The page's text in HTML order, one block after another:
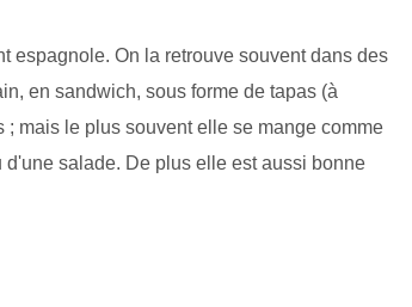
espagnole. On la retrouve souvent dans des
en sandwich, sous forme de tapas (à
mais le plus souvent elle se mange comme
salade. De plus elle est aussi bonne